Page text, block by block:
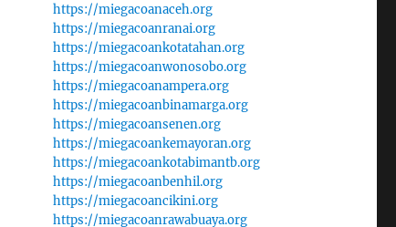
https://miegacoanaceh.org
https://miegacoanranai.org
https://miegacoankotatahan.org
https://miegacoanwonosobo.org
https://miegacoanampera.org
https://miegacoanbinamarga.org
https://miegacoansenen.org
https://miegacoankemayoran.org
https://miegacoankotabimantb.org
https://miegacoanbenhil.org
https://miegacoancikini.org
https://miegacoanrawabuaya.org